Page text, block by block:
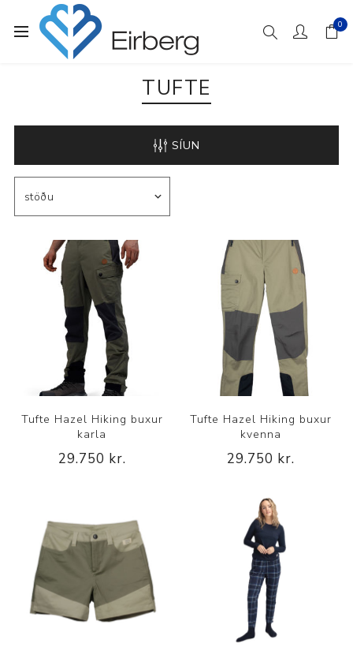
0
TUFTE
SÍUN
Tufte Hazel Hiking buxur
karla
29.750 kr.
Tufte Hazel Hiking buxur
kvenna
29.750 kr.